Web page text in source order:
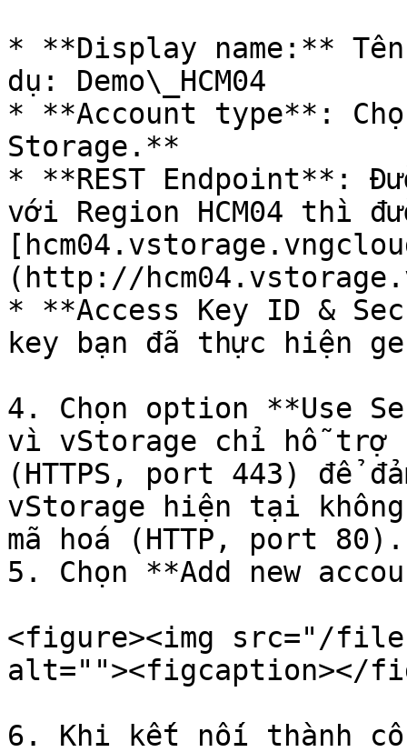
* **Display name:**
dụ: Demo\_HCM04
* **Account type**:
Storage.**
* **REST Endpoint**:
với Region HCM04 thì
(http://
* **Access Key ID &
key bạn đã thực hiện
4. Chọn option **Use
vì vStorage chỉ hỗ trợ
(HTTPS, port 443) để
vStorage hiện tại
mã hoá (HTTP, port 80).
5. Chọn **Add new
<figure><img src="/files/
alt=""><figcaption></
6. Khi kết nối thành